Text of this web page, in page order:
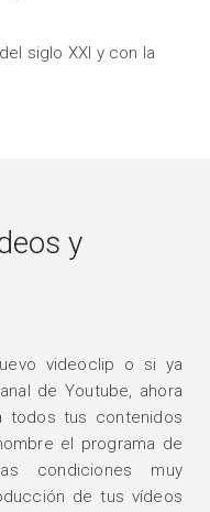
siglo XXI y con la
y
videoclip o si ya
de Youtube, ahora
todos tus contenidos
el programa de
condiciones muy
de tus vídeos